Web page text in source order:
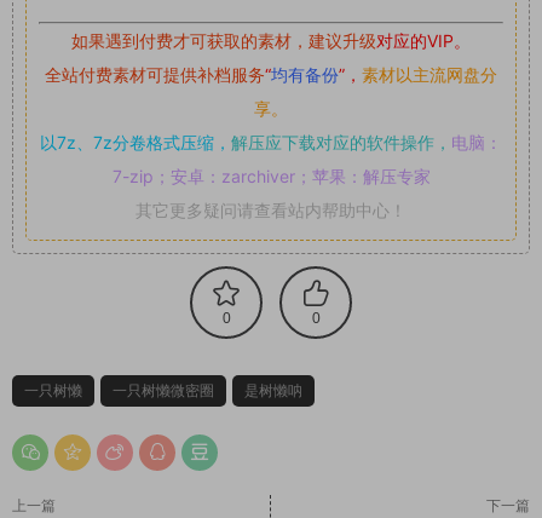
如果遇到付费才可获取的素材，建议升级对应的VIP。
全站付费素材可提供补档服务“均有备份”， 素材以主流网盘分
享。
以7z、7z分卷格式压缩， 解压应下载对应的软件操作， 电脑：
7-zip；安卓：zarchiver；苹果：解压专家
其它更多疑问请查看站内帮助中心！
0 0
一只树懒 一只树懒微密圈 是树懒呐
上一篇 下一篇